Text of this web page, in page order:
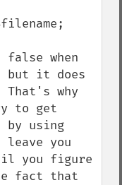
when
but it does
That's why
to get
by using
you
you figure
fact that